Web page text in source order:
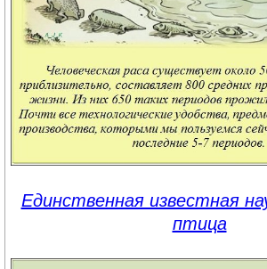
Единственная известная
птица